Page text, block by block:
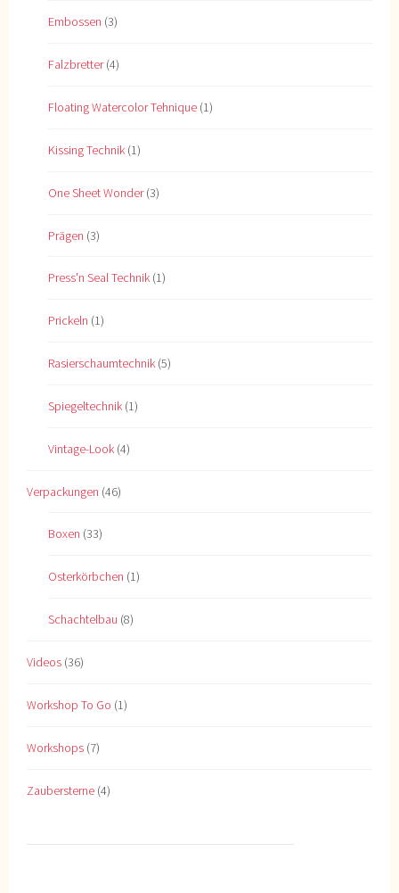
Embossen (3)
Falzbretter(4)
Floating Watercolor Tehnique (1)
Kissing Technik (1)
One Sheet Wonder(3)
Prägen (3)
Press'n Seal Technik (1)
Prickeln (1)
Rasierschaumtechnik (5)
Spiegeltechnik (1)
Vintage-Look (4)
Verpackungen (46)
Boxen (33)
Osterkörbchen (1)
Schachtelbau (8)
Videos (36)
Workshop To Go (1)
Workshops (7)
Zaubersterne (4)